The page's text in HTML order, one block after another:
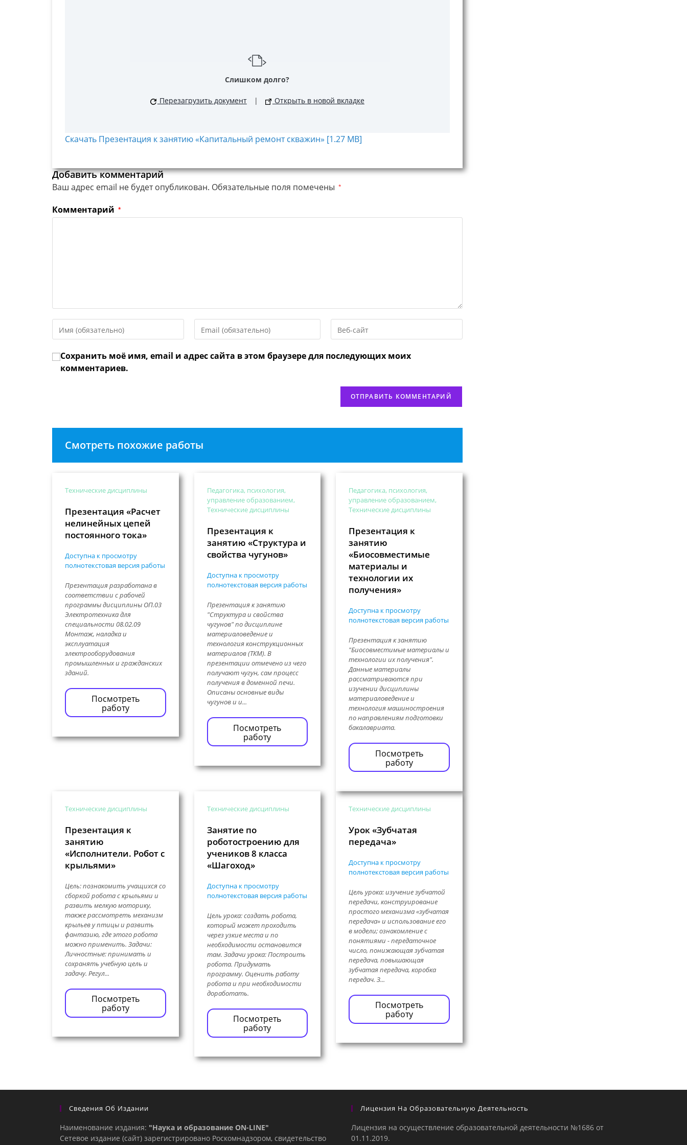
Слишком долго?
Перезагрузить документ | Открыть в новой вкладке
Скачать Презентация к занятию «Капитальный ремонт скважин» [1.27 MB]
Добавить комментарий
Ваш адрес email не будет опубликован. Обязательные поля помечены *
Комментарий *
свое
или
имя
свой
адрес,
URL
веб-
Сохранить моё имя, email и адрес сайта в этом браузере для последующих моих
комментариев.
Смотреть похожие работы
Технические дисциплины
Презентация «Расчет
нелинейных цепей
постоянного тока»
Доступна к просмотру
полнотекстовая версия работы
Презентация разработана в
соответствии с рабочей
программы дисциплины ОП.03
Электротехника для
специальности 08.02.09
Монтаж, наладка и
эксплуатация
электрооборудования
промышленных и гражданских
зданий.
Посмотреть
работу
Педагогика, психология,
управление образованием,
Технические дисциплины
Презентация к
занятию «Структура и
свойства чугунов»
Доступна к просмотру
полнотекстовая версия работы
Презентация к занятию
"Структура и свойства
чугунов" по дисциплине
материаловедение и
технология конструкционных
материалов (ТКМ). В
презентации отмечено из чего
получают чугун, сам процесс
получения в доменной печи.
Описаны основные виды
чугунов и и...
Посмотреть
работу
Педагогика, психология,
управление образованием,
Технические дисциплины
Презентация к
занятию
«Биосовместимые
материалы и
технологии их
получения»
Доступна к просмотру
полнотекстовая версия работы
Презентация к занятию
"Биосовместимые материалы и
технологии их получения".
Данные материалы
рассматриваются при
изучении дисциплины
материаловедение и
технология машиностроения
по направлениям подготовки
бакалавриата.
Посмотреть
работу
Технические дисциплины
Презентация к
занятию
«Исполнители. Робот с
крыльями»
Цель: познакомить учащихся со
сборкой робота с крыльями и
развить мелкую моторику,
также рассмотреть механизм
крыльев у птицы и развить
фантазию, где этого робота
можно применить. Задачи:
Личностные: принимать и
сохранять учебную цель и
задачу. Регул...
Посмотреть
работу
Технические дисциплины
Занятие по
роботостроению для
учеников 8 класса
«Шагоход»
Доступна к просмотру
полнотекстовая версия работы
Цель урока: создать робота,
который может проходить
через узкие места и по
необходимости остановится
там. Задачи урока: Построить
робота. Придумать
программу. Оценить работу
робота и при необходимости
доработать.
Посмотреть
работу
Технические дисциплины
Урок «Зубчатая
передача»
Доступна к просмотру
полнотекстовая версия работы
Цель урока: изучение зубчатой
передачи, конструирование
простого механизма «зубчатая
передача» и использование его
в модели; ознакомление с
понятиями - передаточное
число, понижающая зубчатая
передача, повышающая
зубчатая передача, коробка
передач. З...
Посмотреть
работу
Сведения Об Издании
Наименование издания: "Наука и образование ON-LINE"
Сетевое издание (сайт) зарегистрировано Роскомнадзором, свидетельство
Лицензия На Образовательную Деятельность
Лицензия на осуществление образовательной деятельности №1686 от
01.11.2019.